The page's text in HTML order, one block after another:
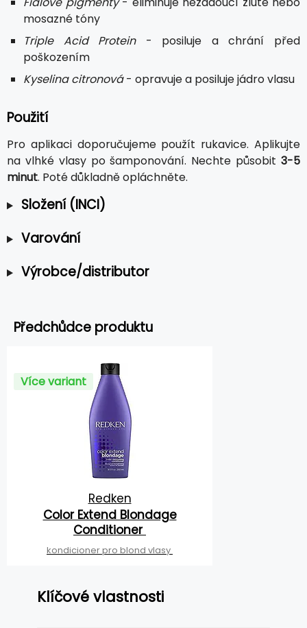
mosazné tóny
Triple Acid Protein- posiluje a chrání před
poškozením
Kyselina citronová- opravuje a posiluje jádro vlasu
Použití
Pro aplikaci doporučujeme použít rukavice. Aplikujte
na vlhké vlasy po šamponování. Nechte působit 3-5
minut. Poté důkladně opláchněte.
Složení (INCI)
Varování
Výrobce/distributor
Předchůdce produktu
Více variant
Redken
Color Extend Blondage
Conditioner
kondicioner pro blond vlasy
Klíčové vlastnosti